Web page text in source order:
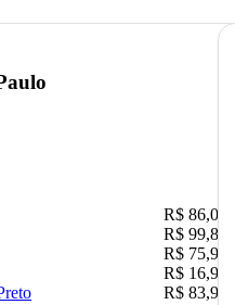
R$ 86,00
R$ 99,89
R$ 75,90
R$ 16,90
R$ 83,90